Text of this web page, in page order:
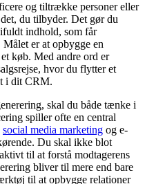
og tiltrække personer eller
du tilbyder. Det gør du
indhold, som får
er at opbygge en
køb. Med andre ord er
hvor du flytter et
i dit CRM.
skal du både tænke i
spiller ofte en central
social media marketing og e-
Du skal ikke blot
til at forstå modtagerens
bliver til mere end bare
til at opbygge relationer